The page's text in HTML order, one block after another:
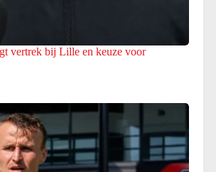
vertrek bij Lille en keuze voor